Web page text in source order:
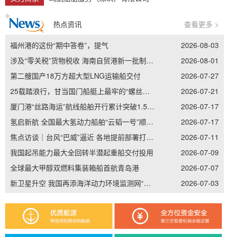
热点资讯 查看更多 >
福州港的这份“期中答卷”，提气
2026-08-03
涉及“零关税”货物税收 海南自贸港新一批制度集成创新案例发布
2026-08-01
第二艘国产18万方超大型LNG运输船交付
2026-07-27
25载踏浪行，甘当国门船艇上最牢的“螺丝钉”——记南通边检老兵李加立的“硬核”坚守
2026-07-21
厦门港“丝路海运”航线船舶开行累计突破1.5万艘次
2026-07-17
氢启新航 全国最大氢动力船舶“云韬一号”顺利吉水
2026-07-17
焦点访谈｜台风“巴威”逼近 各地提前部署打好防御主动仗
2026-07-11
我国起吊能力最大全回转半潜起重船交付投用
2026-07-09
全球最大甲醇双燃料集装箱船首航青岛港
2026-07-07
新卫星升空 我国再添海洋动力环境监测网“天眼”
2026-07-03